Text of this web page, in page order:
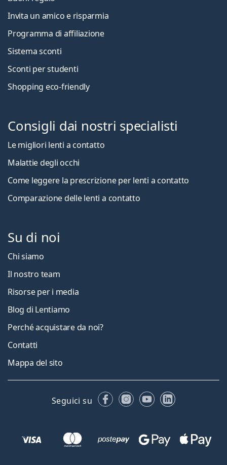
Invita un amico e risparmia
Programma di affiliazione
Sistema sconti
Sconti per studenti
Shopping eco-friendly
Consigli dai nostri specialisti
Le migliori lenti a contatto
Malattie degli occhi
Come leggere la prescrizione per lenti a contatto
Comparazione delle lenti a contatto
Su di noi
Chi siamo
Il nostro team
Risorse per i media
Blog di Lentiamo
Perché acquistare da noi?
Contatti
Mappa del sito
Seguici su FacebookInstagram
YouTubeLinkedIn